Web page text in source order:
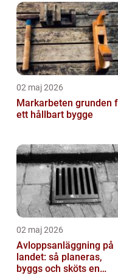
skillnad än du t...
02 maj 2026
Markarbeten grunden för
ett hållbart bygge
02 maj 2026
Avloppsanläggning på
landet: så planeras,
byggs och sköts en